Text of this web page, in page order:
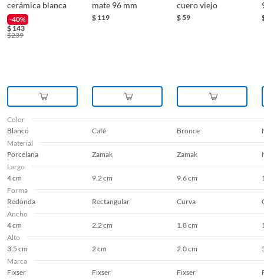
cerámica blanca
-40%
$143
$239
mate 96 mm
$ 119
cuero viejo
$59
Color
Blanco
Café Bronce
Material
Porcelana
Zamak Zamak
Largo
4 cm
9.2 cm 9.6 cm
Forma
Redonda
Rectangular Curva
Ancho
4 cm
2.2 cm 1.8 cm
Alto
3.5 cm
2 cm 2.0 cm
Marca
Fixser
Fixser Fixser